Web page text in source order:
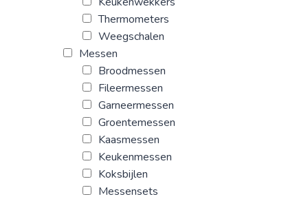
Thermometers
Weegschalen
Messen
Broodmessen
Fileermessen
Garneermessen
Groentemessen
Kaasmessen
Keukenmessen
Koksbijlen
Messensets